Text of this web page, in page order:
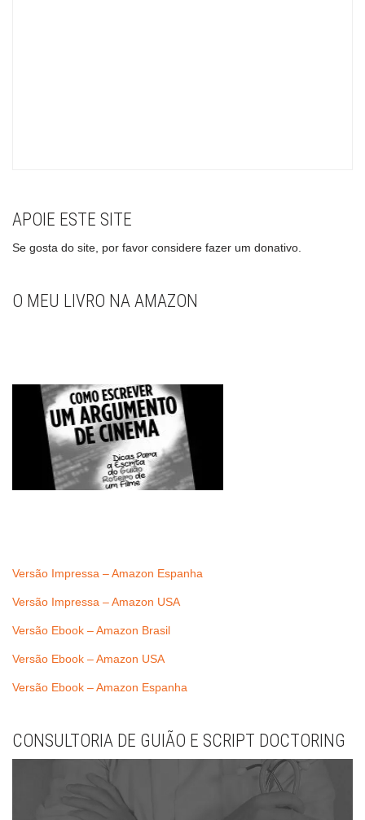
APOIE ESTE SITE
Se gosta do site, por favor considere fazer um donativo.
O MEU LIVRO NA AMAZON
Versão Impressa – Amazon Espanha
Versão Impressa – Amazon USA
Versão Ebook – Amazon Brasil
Versão Ebook – Amazon USA
Versão Ebook – Amazon Espanha
CONSULTORIA DE GUIÃO E SCRIPT DOCTORING